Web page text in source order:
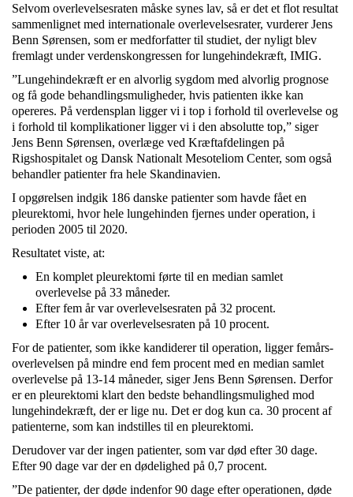
Selvom overlevelsesraten måske synes lav, så er det et flot resultat
sammenlignet med internationale overlevelsesrater, vurderer Jens
Benn Sørensen, som er medforfatter til studiet, der nyligt blev
fremlagt under verdenskongressen for lungehindekræft, IMIG.
”Lungehindekræft er en alvorlig sygdom med alvorlig prognose
og få gode behandlingsmuligheder, hvis patienten ikke kan
opereres. På verdensplan ligger vi i top i forhold til overlevelse og
i forhold til komplikationer ligger vi i den absolutte top,” siger
Jens Benn Sørensen, overlæge ved Kræftafdelingen på
Rigshospitalet og Dansk Nationalt Mesoteliom Center, som også
behandler patienter fra hele Skandinavien.
I opgørelsen indgik 186 danske patienter som havde fået en
pleurektomi, hvor hele lungehinden fjernes under operation, i
perioden 2005 til 2020.
Resultatet viste, at:
En komplet pleurektomi førte til en median samlet
overlevelse på 33 måneder.
Efter fem år var overlevelsesraten på 32 procent.
Efter 10 år var overlevelsesraten på 10 procent.
For de patienter, som ikke kandiderer til operation, ligger femårs-
overlevelsen på mindre end fem procent med en median samlet
overlevelse på 13-14 måneder, siger Jens Benn Sørensen. Derfor
er en pleurektomi klart den bedste behandlingsmulighed mod
lungehindekræft, der er lige nu. Det er dog kun ca. 30 procent af
patienterne, som kan indstilles til en pleurektomi.
Derudover var der ingen patienter, som var død efter 30 dage.
Efter 90 dage var der en dødelighed på 0,7 procent.
”De patienter, der døde indenfor 90 dage efter operationen, døde